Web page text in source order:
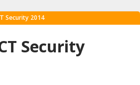
Security 2014
Security